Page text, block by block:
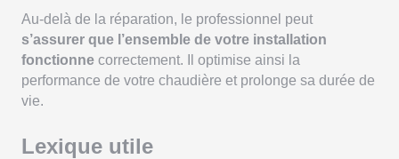
Au-delà de la réparation, le professionnel peut
s’assurer que l’ensemble de votre installation
fonctionne correctement. Il optimise ainsi la
performance de votre chaudière et prolonge sa durée de
vie.
Lexique utile